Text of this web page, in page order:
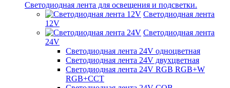
Светодиодная лента для освещения и подсветки.
Светодиодная лента
12V
Светодиодная лента
24V
Светодиодная лента 24V одноцветная
Светодиодная лента 24V двухцветная
Светодиодная лента 24V RGB RGB+W
RGB+CCT